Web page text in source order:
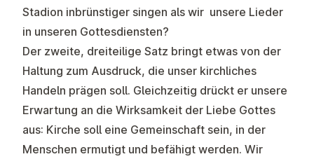
Stadion inbrünstiger singen als wir unsere Lieder
in unseren Gottesdiensten?
Der zweite, dreiteilige Satz bringt etwas von der
Haltung zum Ausdruck, die unser kirchliches
Handeln prägen soll. Gleichzeitig drückt er unsere
Erwartung an die Wirksamkeit der Liebe Gottes
aus: Kirche soll eine Gemeinschaft sein, in der
Menschen ermutigt und befähigt werden. Wir